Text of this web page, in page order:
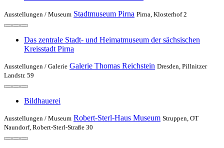
Ausstellungen / Museum Stadtmuseum Pirna Pirna, Klosterhof 2
Das zentrale Stadt- und Heimatmuseum der sächsischen
Kreisstadt Pirna
Ausstellungen / Galerie Galerie Thomas Reichstein Dresden, Pillnitzer
Landstr. 59
Bildhauerei
Ausstellungen / Museum Robert-Sterl-Haus Museum Struppen, OT
Naundorf, Robert-Sterl-Straße 30